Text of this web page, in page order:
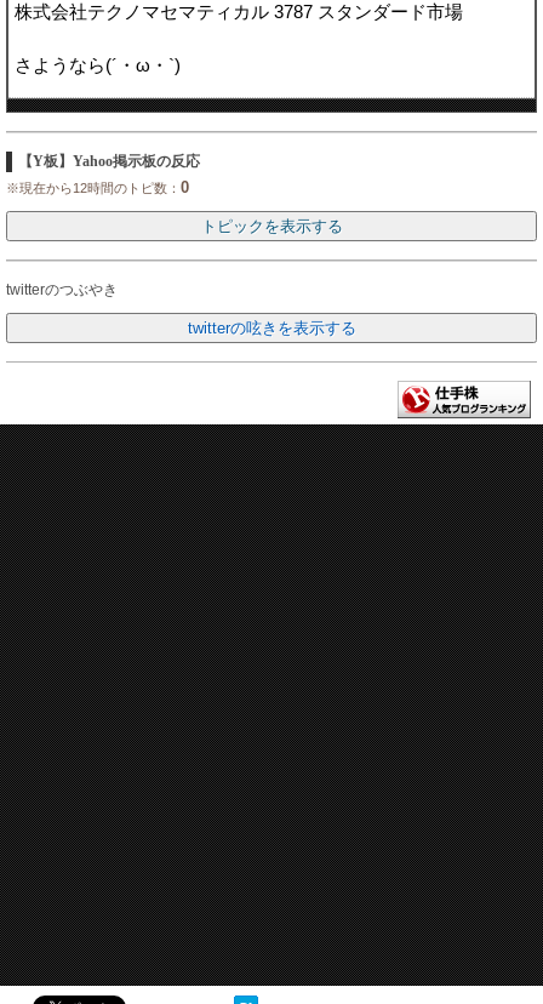
株式会社テクノマセマティカル 3787 スタンダード市場
さようなら(´・ω・`)
【Y板】Yahoo掲示板の反応
※現在から12時間のトピ数： 0
twitterのつぶやき